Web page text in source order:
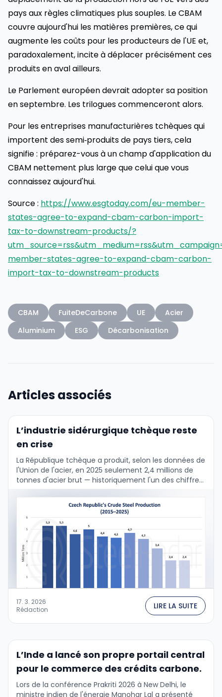
pays aux règles climatiques plus souples. Le CBAM
couvre aujourd'hui les matières premières, ce qui
augmente les coûts pour les producteurs de l'UE et,
paradoxalement, incite à déplacer précisément ces
produits en aval ailleurs.
Le Parlement européen devrait adopter sa position
en septembre. Les trilogues commenceront alors.
Pour les entreprises manufacturières tchèques qui
importent des semi‑produits de pays tiers, cela
signifie : préparez-vous à un champ d'application du
CBAM nettement plus large que celui que vous
connaissez aujourd'hui.
Source : https://www.esgtoday.com/eu-member-
states-agree-to-expand-cbam-carbon-import-
tax-to-downstream-products/?
member-states-agree-to-expand-cbam-carbon-
import-tax-to-downstream-products
CBAM FuiteDeCarbone UE
Acier
Aluminium
ESG Décarbonisation
Articles associés
L’industrie sidérurgique tchèque reste
en crise
La République tchèque a produit, selon les données de
l'Union de l'acier, en 2025 seulement 2,4 millions de
tonnes d'acier brut — historiquement l'un des chiffres
les plus bas jamais …
17. 3. 2026
Rédaction
LIRE LA SUITE
L’Inde a lancé son propre portail central
pour le commerce des crédits carbone.
Lors de la conférence Prakriti 2026 à New Delhi, le
ministre indien de l'énergie Manohar Lal a présenté